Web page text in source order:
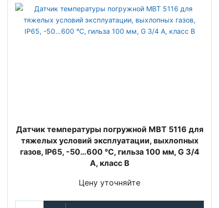
Датчик температуры погружной MBT 5116 для
тяжелых условий эксплуатации, выхлопных
газов, IP65, -50…600 °C, гильза 100 мм, G 3/4
A, класс B
Цену уточняйте